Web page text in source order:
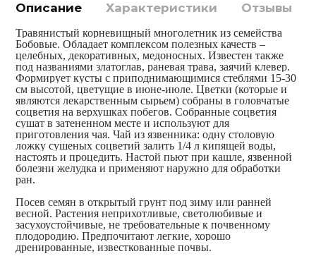
Описание Характеристики Отзывы
Травянистый корневищный многолетник из семейства
Бобовые. Обладает комплексом полезных качеств –
целебных, декоративных, медоносных. Известен также
под названиями златоглав, раневая трава, заячий клевер.
Формирует кусты с приподнимающимися стеблями 15-30
см высотой, цветущие в июне-июле. Цветки (которые и
являются лекарственным сырьем) собраны в головчатые
соцветия на верхушках побегов. Собранные соцветия
сушат в затененном месте и используют для
приготовления чая. Чай из язвенника: одну столовую
ложку сушеных соцветий залить 1/4 л кипящей воды,
настоять и процедить. Настой пьют при кашле, язвенной
болезни желудка и применяют наружно для обработки
ран.
Посев семян в открытый грунт под зиму или ранней
весной. Растения неприхотливые, светолюбивые и
засухоустойчивые, не требовательные к почвенному
плодородию. Предпочитают легкие, хорошо
дренированные, известкованные почвы.